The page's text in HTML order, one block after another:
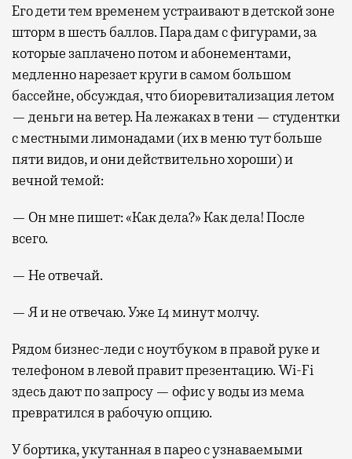
Его дети тем временем устраивают в детской зоне
шторм в шесть баллов. Пара дам с фигурами, за
которые заплачено потом и абонементами,
медленно нарезает круги в самом большом
бассейне, обсуждая, что биоревитализация летом
— деньги на ветер. На лежаках в тени — студентки
с местными лимонадами (их в меню тут больше
пяти видов, и они действительно хороши) и
вечной темой:
— Он мне пишет: «Как дела?» Как дела! После
всего.
— Не отвечай.
— Я и не отвечаю. Уже 14 минут молчу.
Рядом бизнес-леди с ноутбуком в правой руке и
телефоном в левой правит презентацию. Wi-Fi
здесь дают по запросу — офис у воды из мема
превратился в рабочую опцию.
У бортика, укутанная в парео с узнаваемыми